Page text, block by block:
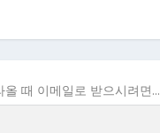
때 이메일로 받으시려면...